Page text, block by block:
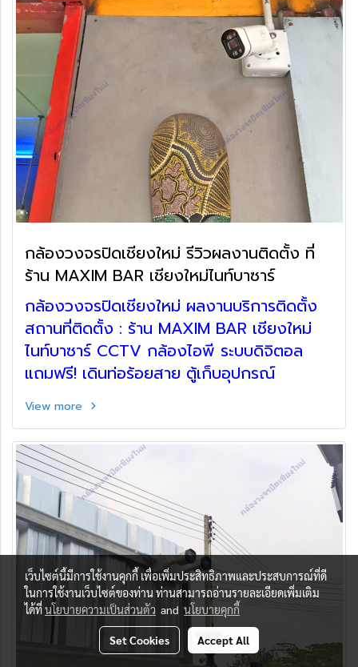
กล้องวงจรปิดเชียงใหม่ รีวิวผลงานติดตั้ง ที่
ร้าน MAXIM BAR เชียงใหม่ไนท์บาซาร์
กล้องวงจรปิดเชียงใหม่ ผลงานบริการติดตั้ง
สถานที่ติดตั้ง : ร้าน MAXIM BAR เชียงใหม่
ไนท์บาซาร์ CCTV กล้องไอพี ระบบดิจิตอล
แถมฟรี! เดินท่อร้อยสาย ตู้เก็บอุปกรณ์
View more
เว็บไซต์นี้มีการใช้งานคุกกี้ เพื่อเพิ่มประสิทธิภาพและประสบการณ์ที่ดี
ในการใช้งานเว็บไซต์ของท่าน ท่านสามารถอ่านรายละเอียดเพิ่มเติม
ได้ที่นโยบายความเป็นส่วนตัว and นโยบายคุกกี้
Set Cookies Accept All